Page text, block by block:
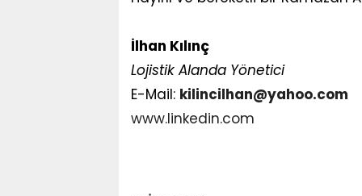
İlhan Kılınç
Lojistik Alanda Yönetici
E-Mail: kilincilhan@yahoo.com
www.linkedin.com